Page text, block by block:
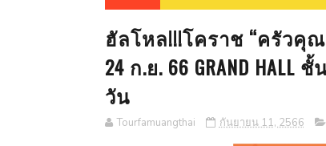
ฮัลโหล!!!โคราช “ครัวคุ
24 ก.ย. 66 GRAND
วัน
Tourfamuangthai กันยายน 11, 2566